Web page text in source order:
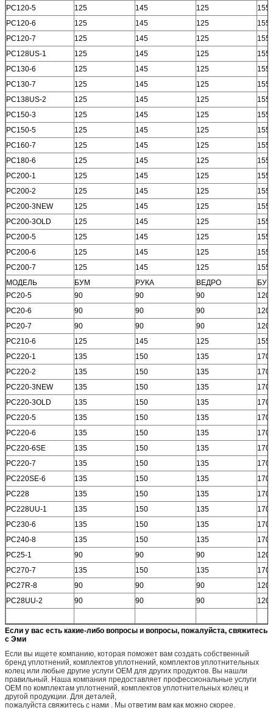
PC120-5 125 145 125
155
PC120-6
125 145 125
155
PC120-7
125 145 125
155
PC128US-1
125 145 125
155
PC130-6
125 145 125
155
PC130-7
125 145 125
155
PC138US-2
125 145 125
155
PC150-3
125 145 125
155
PC150-5
125 145 125
155
PC160-7
125 145 125
155
PC180-6
125 145 125
155
PC200-1
125 145 125
155
PC200-2
125 145 125
155
PC200-3NEW
125 145 125
155
PC200-3OLD
125 145 125
155
PC200-5
125 145 125
155
PC200-6
125 145 125
155
PC200-7
125 145 125
155
МОДЕЛЬ
БУМ РУКА ВЕДРО
БУМ
PC20-5
90 90 90
120
PC20-6
90 90 90
120
PC20-7
90 90 90
120
PC210-6
125 145 125
155
PC220-1
135 150 135
170
PC220-2
135 150 135
170
PC220-3NEW
135 150 135
170
PC220-3OLD
135 150 135
170
PC220-5
135 150 135
170
PC220-6
135 150 135
170
PC220-6SE
135 150 135
170
PC220-7
135 150 135
170
PC220SE-6
135 150 135
170
PC228
135 150 135
170
PC228UU-1
135 150 135
170
PC230-6
135 150 135
170
PC240-8
135 150 135
170
PC25-1
90 90 90
120
PC270-7
135 150 135
170
PC27R-8
90 90 90
120
PC28UU-2
90 90 90 120
Если у вас есть какие-либо вопросы и вопросы, пожалуйста, свяжитесь
с Эми
Если вы ищете компанию, которая поможет вам создать собственный
бренд уплотнений, комплектов уплотнений, комплектов уплотнительных
колец или любые другие услуги OEM для других продуктов. Вы нашли
правильный. Наша компания предоставляет профессиональные услуги
OEM по комплектам уплотнений, комплектов уплотнительных колец и
другой продукции. Для деталей,
пожалуйста свяжитесь с нами . Мы ответим вам как можно скорее.